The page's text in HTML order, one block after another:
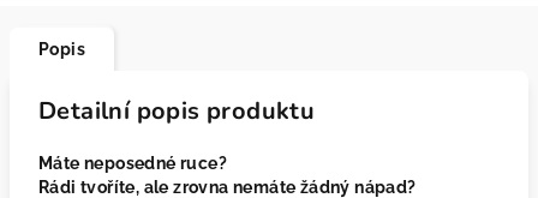
Popis
Detailní popis produktu
Máte neposedné ruce?
Rádi tvoříte, ale zrovna nemáte žádný nápad?